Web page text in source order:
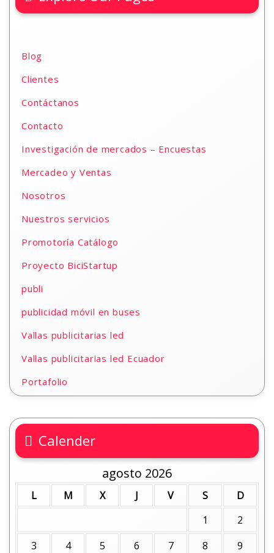
Blog
Clientes
Contáctanos
Contacto
Investigación de mercados – Encuestas
Mercadeo y Ventas
Nosotros
Nuestros servicios
Promotoría Catálogo
Proyecto BiciStartup
publi
publicidad móvil en buses
Vallas publicitarias led
Vallas publicitarias led Ecuador
Portafolio
Calender
agosto 2026
L M X J V S
D
1
2
3
4 5 6 7 8
9